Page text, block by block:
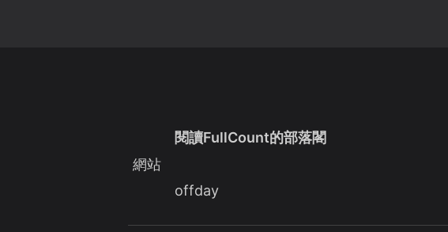
網站
閱讀FullCount的部落閣
offday